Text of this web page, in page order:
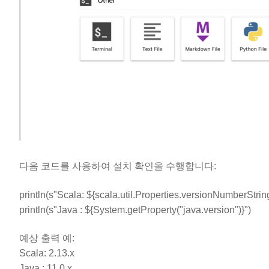
다음 코드를 사용하여 설치 확인을 수행합니다:
println(s"Scala:
println(s"Java : ${System.getProperty("java.version")}")
예상 출력 예:
Scala: 2.13.x